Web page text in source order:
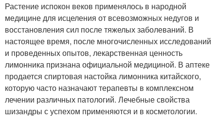
Растение испокон веков применялось в народной
медицине для исцеления от всевозможных недугов и
восстановления сил после тяжелых заболеваний. В
настоящее время, после многочисленных исследований
и проведенных опытов, лекарственная ценность
лимонника признана официальной медициной. В аптеке
продается спиртовая настойка лимонника китайского,
которую часто назначают терапевты в комплексном
лечении различных патологий. Лечебные свойства
шизандры с успехом применяются и в косметологии.